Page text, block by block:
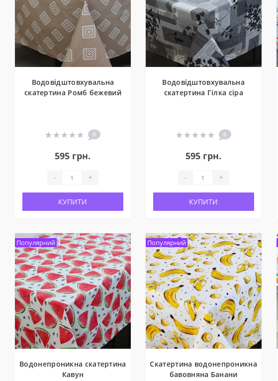
Водовідштовхувальна
скатертина Ромб бежевий
0
595 грн.
- +
КУПИТИ
Водовідштовхувальна
скатертина Гілка сіра
0
595 грн.
- +
КУПИТИ
Популярний
Водонепроникна скатертина
Кавун
Популярний
Скатертина водонепроникна
бавовняна Банани